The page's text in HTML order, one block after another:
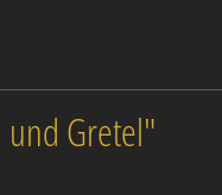
und Gretel"